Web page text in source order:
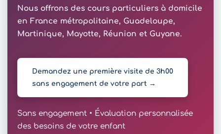
Nous offrons des cours particuliers à domicile
en France métropolitaine, Guadeloupe,
Martinique, Mayotte, Réunion et Guyane.
Demandez une première visite de 3h00
sans engagement de votre part →
Sans engagement • Évaluation personnalisée
des besoins de votre enfant